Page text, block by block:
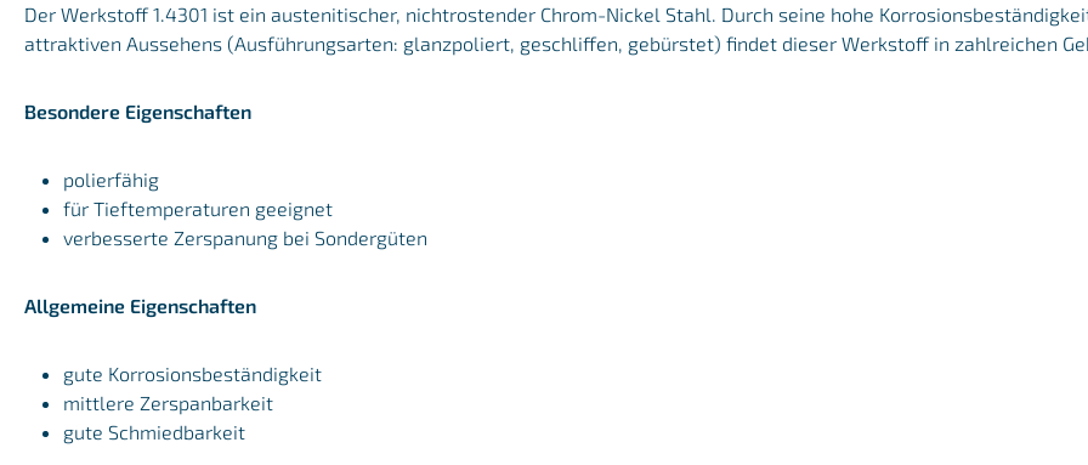
Der Werkstoff 1.4301 ist ein austenitischer, nichtrostender Chrom-Nickel Stahl. Durch seine hohe
attraktiven Aussehens (Ausführungsarten: glanzpoliert, geschliffen, gebürstet) findet dieser Werkstoff in zahlreichen
Besondere Eigenschaften
polierfähig
für Tieftemperaturen geeignet
verbesserte Zerspanung bei Sondergüten
Allgemeine Eigenschaften
gute Korrosionsbeständigkeit
mittlere Zerspanbarkeit
gute Schmiedbarkeit